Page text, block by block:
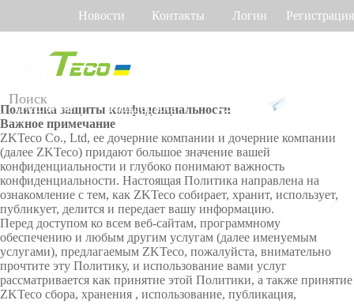
Новости Контакты Логин Регистрация
П
ро
гр
ам
м
но
е
об
ес
пе
че
Учет
рабоч
его
време
О
бо
ру
до
ва
н
ие
пр
от
ив
C
Боль
ше>>
У
м
н
ы
й
до
м
Видео
домо
фон
Боль
У
че
т
ра
бо
че
го
вр
ем
ен
и
Учет
по
венам
ладон
о
Прив
ворот
Контр
Решение
Д
л
я
р
а
з
л
и
ч
н
ы
Торговый центр Othaim в Саудовской Аравии
Поддержка
Онла
йн
подде
ржка
FAQ
Сооб
щить
Политика защиты конфиденциальности
Важное примечание
ZKTeco Co., Ltd, ее дочерние компании и дочерние компании
(далее ZKTeco) придают большое значение вашей
конфиденциальности и глубоко понимают важность
конфиденциальности. Настоящая Политика направлена ​​на
ознакомление с тем, как ZKTeco собирает, хранит, использует,
публикует, делится и передает вашу информацию.
Перед доступом ко всем веб-сайтам, программному
обеспечению и любым другим услугам (далее именуемым
услугами), предлагаемым ZKTeco, пожалуйста, внимательно
прочтите эту Политику, и использование вами услуг
рассматривается как принятие этой Политики, а также принятие
ZKTeco сбора, хранения , использование, публикация,